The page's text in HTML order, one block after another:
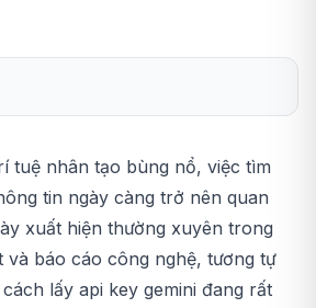
tuệ nhân tạo bùng nổ, việc tìm
tin ngày càng trở nên quan
xuất hiện thường xuyên trong
và báo cáo công nghệ, tương tự
cách lấy api key gemini đang rất